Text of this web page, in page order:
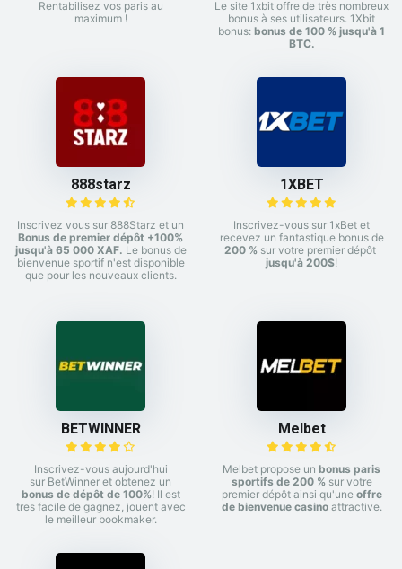
Rentabilisez vos paris au
maximum !
Le site 1xbit offre de très nombreux
bonus à ses utilisateurs. 1Xbit
bonus: bonus de 100 % jusqu'à 1
BTC.
888starz
Inscrivez vous sur 888Starz et un
Bonus de premier dépôt +100%
jusqu'à 65 000 XAF. Le bonus de
bienvenue sportif n'est disponible
que pour les nouveaux clients.
1XBET
Inscrivez-vous sur 1xBet et
recevez un fantastique bonus de
200 % sur votre premier dépôt
jusqu'à 200$!
BETWINNER
Inscrivez-vous aujourd'hui
sur BetWinner et obtenez un
bonus de dépôt de 100%! Il est
tres facile de gagnez, jouent avec
le meilleur bookmaker.
Melbet
Melbet propose un bonus paris
sportifs de 200 %sur votre
premier dépôt ainsi qu'une offre
de bienvenue casinoattractive.